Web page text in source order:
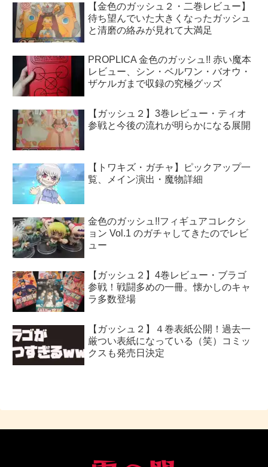
【金色のガッシュ２・二巻レビュー】
待ち望んでいた大きくなったガッシュ
と清磨の絡みが見れて大満足
PROPLICA 金色のガッシュ!! 赤い魔本
レビュー、シン・ベルワン・バオウ・
ザケルガまで収録の究極グッズ
【ガッシュ２】3巻レビュー・ティオ
参戦と今後の流れが明らかになる展開
【トワキズ・ガチャ】ピックアップ一
覧、メイン演出・魔物詳細
金色のガッシュ!!フィギュアコレクシ
ョン Vol.1 のガチャしてきたのでレビ
ュー
【ガッシュ２】4巻レビュー・ブラゴ
参戦！戦闘多めの一冊。懐かしのキャ
ラ多数登場
【ガッシュ２】４巻表紙公開！過去一
厳つい表紙になっている（笑）コミッ
クスも発売日決定